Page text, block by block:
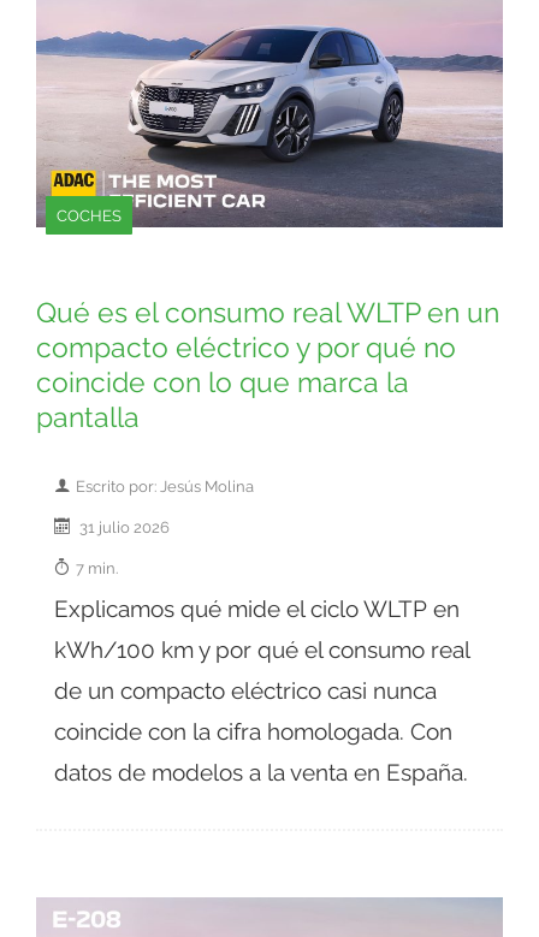
COCHES
Qué es el consumo real WLTP en un
compacto eléctrico y por qué no
coincide con lo que marca la
pantalla
Escrito por: Jesús Molina
31 julio 2026
7 min.
Explicamos qué mide el ciclo WLTP en
kWh/100 km y por qué el consumo real
de un compacto eléctrico casi nunca
coincide con la cifra homologada. Con
datos de modelos a la venta en España.